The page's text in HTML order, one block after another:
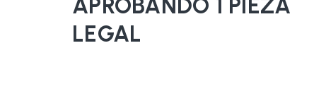
APROBANDO 1 PIEZA
LEGAL